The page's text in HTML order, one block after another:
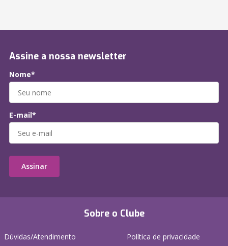
Sobre o Clube
Dúvidas/Atendimento
Política de privacidade
Assine a nossa newsletter
Nome*
E-mail*
Assinar